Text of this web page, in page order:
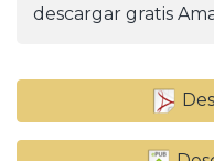
descargar gratis